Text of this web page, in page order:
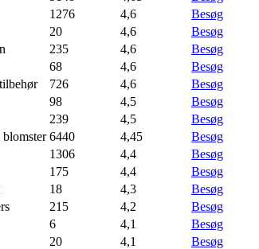
1276 4,6
Besøg
20 4,6
Besøg
235 4,6
Besøg
68 4,6
Besøg
726 4,6
Besøg
98 4,5
Besøg
239 4,5
Besøg
blomster 6440 4,45
Besøg
1306 4,4
Besøg
175 4,4
Besøg
18 4,3
Besøg
215 4,2
Besøg
6 4,1
Besøg
20 4,1
Besøg